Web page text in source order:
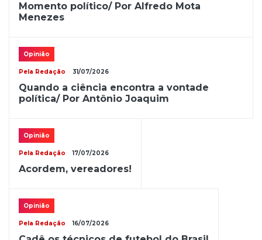
Momento político/ Por Alfredo Mota
Menezes
Opinião
Pela Redação 31/07/2026
Quando a ciência encontra a vontade
política/ Por Antônio Joaquim
Opinião
Pela Redação 17/07/2026
Acordem, vereadores!
Opinião
Pela Redação 16/07/2026